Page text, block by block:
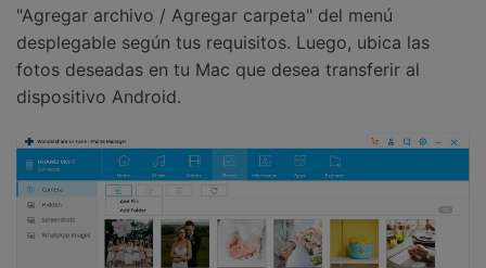
"Agregar archivo / Agregar carpeta" del menú
desplegable según tus requisitos. Luego, ubica las
fotos deseadas en tu Mac que desea transferir al
dispositivo Android.